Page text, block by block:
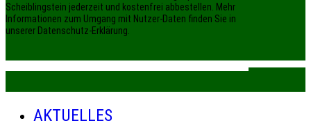
Scheiblingstein jederzeit und kostenfrei abbestellen. Mehr
Informationen zum Umgang mit Nutzer-Daten finden Sie in
unserer Datenschutz-Erklärung.
AKTUELLES